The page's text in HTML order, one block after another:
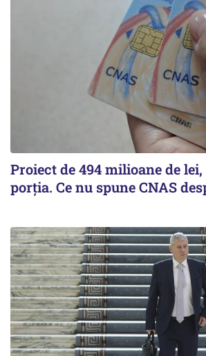
Proiect de 494 milioane de
porția. Ce nu spune CNAS